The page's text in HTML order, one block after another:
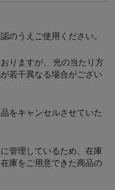
のうえご使用ください。
りますが、 光の当たり方
若干異なる場合がござい
をキャンセルさせていた
管理しているため、在庫
庫をご用意できた商品の